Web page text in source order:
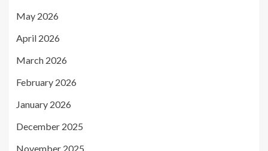
May 2026
April 2026
March 2026
February 2026
January 2026
December 2025
November 2025